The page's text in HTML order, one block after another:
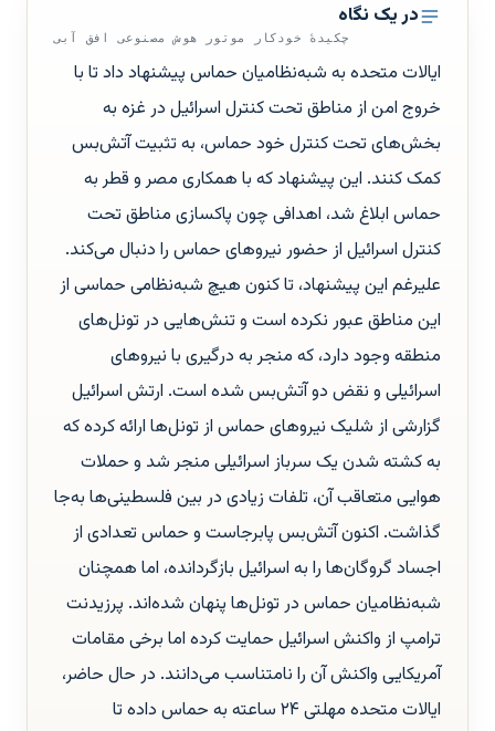
در یک نگاه
چکیدهٔ خودکار موتور هوش مصنوعی افق آبی
ایالات متحده به شبه‌نظامیان حماس پیشنهاد داد تا با
خروج امن از مناطق تحت کنترل اسرائیل در غزه به
بخش‌های تحت کنترل خود حماس، به تثبیت آتش‌بس
کمک کنند. این پیشنهاد که با همکاری مصر و قطر به
حماس ابلاغ شد، اهدافی چون پاکسازی مناطق تحت
کنترل اسرائیل از حضور نیروهای حماس را دنبال می‌کند.
علیرغم این پیشنهاد، تا کنون هیچ شبه‌نظامی حماسی از
این مناطق عبور نکرده است و تنش‌هایی در تونل‌های
منطقه وجود دارد، که منجر به درگیری با نیروهای
اسرائیلی و نقض دو آتش‌بس شده است. ارتش اسرائیل
گزارشی از شلیک نیروهای حماس از تونل‌ها ارائه کرده که
به کشته شدن یک سرباز اسرائیلی منجر شد و حملات
هوایی متعاقب آن، تلفات زیادی در بین فلسطینی‌ها به‌جا
گذاشت. اکنون آتش‌بس پابرجاست و حماس تعدادی از
اجساد گروگان‌ها را به اسرائیل بازگردانده، اما همچنان
شبه‌نظامیان حماس در تونل‌ها پنهان شده‌اند. پرزیدنت
ترامپ از واکنش اسرائیل حمایت کرده اما برخی مقامات
آمریکایی واکنش آن را نامتناسب می‌دانند. در حال حاضر،
ایالات متحده مهلتی ۲۴ ساعته به حماس داده تا